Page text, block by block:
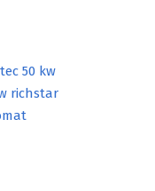
50 kw
richstar